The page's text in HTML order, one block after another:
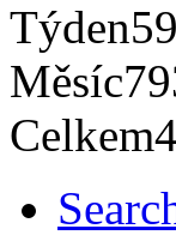
Týden
Měsíc
Celkem